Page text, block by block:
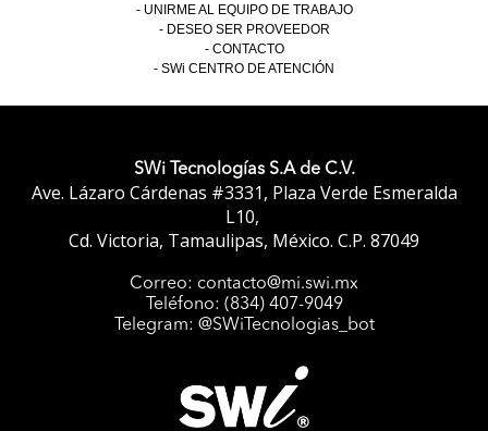
UNIRME AL EQUIPO DE TRABAJO
DESEO SER PROVEEDOR
CONTACTO
SWi CENTRO DE ATENCIÓN
SWi Tecnologías S.A de C.V.
Ave. Lázaro Cárdenas #3331, Plaza Verde Esmeralda
L10,
Cd. Victoria, Tamaulipas, México. C.P. 87049
Correo: contacto@mi.swi.mx
Teléfono: (834) 407-9049
Telegram: @SWiTecnologias_bot